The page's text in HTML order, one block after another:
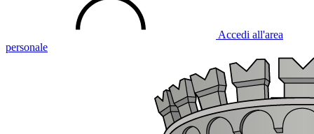
Accedi all'area
personale